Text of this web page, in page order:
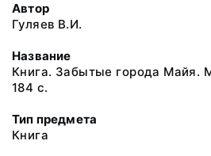
Автор
Гуляев В.И.
Название
Книга. Забытые города Майя.
184 с.
Тип предмета
Книга